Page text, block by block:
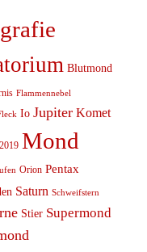
Blutmond
Flammennebel
Io Jupiter Komet
Mond
Orion Pentax
Saturn Schweifstern
Stier Supermond